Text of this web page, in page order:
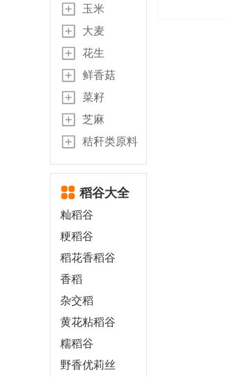
玉米
大麦
花生
鲜香菇
菜籽
芝麻
秸秆类原料
稻谷大全
籼稻谷
粳稻谷
稻花香稻谷
香稻
杂交稻
黄花粘稻谷
糯稻谷
野香优莉丝